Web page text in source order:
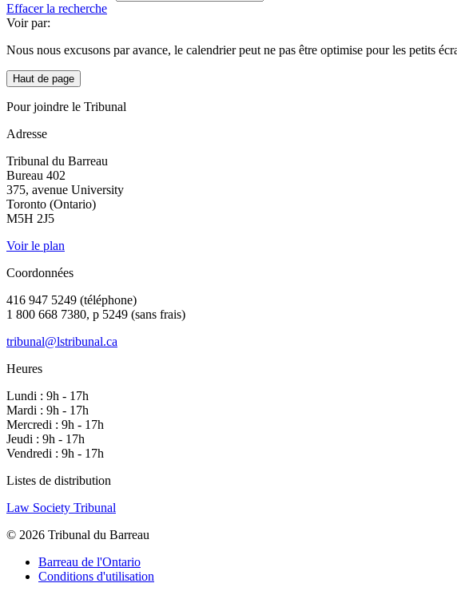
Effacer la recherche
Voir par:
Nous nous excusons par avance, le calendrier peut ne pas être optimise pour les petits
Haut de page
Pour joindre le Tribunal
Adresse
Tribunal du Barreau
Bureau 402
375, avenue University
Toronto (Ontario)
M5H 2J5
Voir le plan
Coordonnées
416 947 5249 (téléphone)
1 800 668 7380, p 5249 (sans frais)
tribunal@lstribunal.ca
Heures
Lundi : 9h - 17h
Mardi : 9h - 17h
Mercredi : 9h - 17h
Jeudi : 9h - 17h
Vendredi : 9h - 17h
Listes de distribution
Law Society Tribunal
© 2026 Tribunal du Barreau
Barreau de l'Ontario
Conditions d'utilisation